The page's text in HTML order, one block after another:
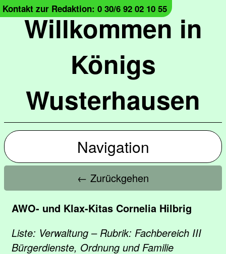
Willkommen in
Königs
Wusterhausen
Kontakt zur Redaktion: 0 30/6 92 02 10 55
Navigation
← Zurückgehen
AWO- und Klax-Kitas Cornelia Hilbrig
Liste: Verwaltung – Rubrik: Fachbereich III
Bürgerdienste, Ordnung und Familie